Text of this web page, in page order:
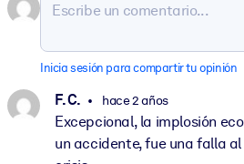
Inicia sesión para compartir tu opinión
F. C. hace 2 años
Excepcional, la implosión
un accidente, fue una falla